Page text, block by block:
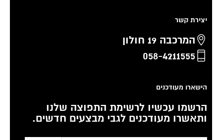
יצירת קשר
המרכבה 19 חולון
058-4211555
הישארו מעודכנים
הרשמו עכשיו לרשימת התפוצה שלנו
ותאשרו מעודכנים לגבי מבצעים חדשים.